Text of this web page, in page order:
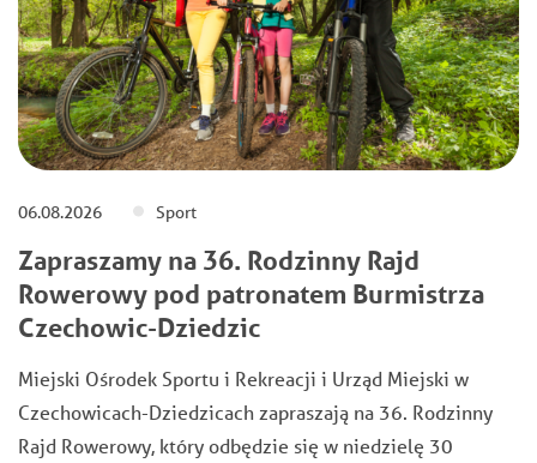
06.08.2026 Sport
Zapraszamy na 36. Rodzinny Rajd
Rowerowy pod patronatem Burmistrza
Czechowic-Dziedzic
Miejski Ośrodek Sportu i Rekreacji i Urząd Miejski w
Czechowicach-Dziedzicach zapraszają na 36. Rodzinny
Rajd Rowerowy, który odbędzie się w niedzielę 30